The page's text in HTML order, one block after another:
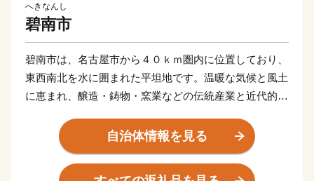
へきなんし
碧南市
碧南市は、名古屋市から４０ｋｍ圏内に位置しており、
東西南北を水に囲まれた平坦地です。温暖な気候と風土
に恵まれ、醸造・鋳物・窯業などの伝統産業と近代的な
と調和のとれた産業構造となっています。
自治体情報を見る